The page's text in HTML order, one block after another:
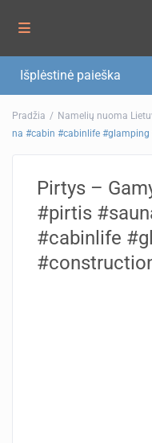
Išplėstinė paieška
Pradžia Namelių nuoma
na #cabin #cabinlife
Pirtys –
#pirtis
#cabinlife